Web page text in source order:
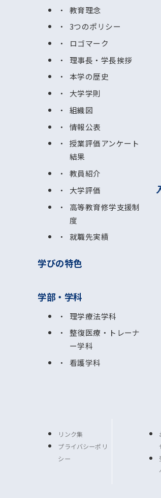
教育理念
3つのポリシー
ロゴマーク
理事長・学長挨拶
本学の歴史
大学学則
組織図
情報公表
授業評価アンケート
結果
教員紹介
大学評価
高等教育修学支援制
度
就職先実績
学びの特色
学部・学科
理学療法学科
整復医療・トレーナ
ー学科
看護学科
リンク集
プライバシーポリ
シー